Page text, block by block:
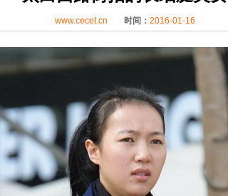
www.cecet.cn 时间： 2016-01-16